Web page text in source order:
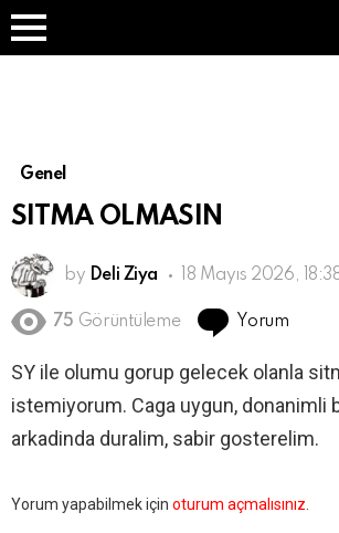
Menü
Genel
SITMA OLMASIN
by Deli Ziya 18 Mayıs 2026,
75 Görüntüleme Yorum
SY ile olumu gorup gelecek olanla
istemiyorum. Caga uygun, donanimli
arkadinda duralim, sabir gosterelim.
Bir
Yorum yapabilmek için oturum açmalısınız.